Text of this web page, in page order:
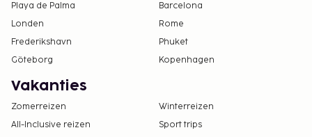
Playa de Palma
Barcelona
Londen
Rome
Frederikshavn
Phuket
Göteborg
Kopenhagen
Vakanties
Zomerreizen
Winterreizen
All-Inclusive reizen
Sport trips